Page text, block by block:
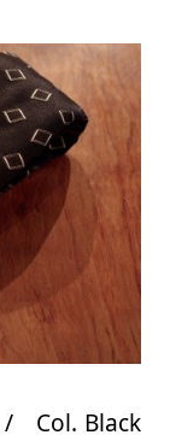
/ Col. Black